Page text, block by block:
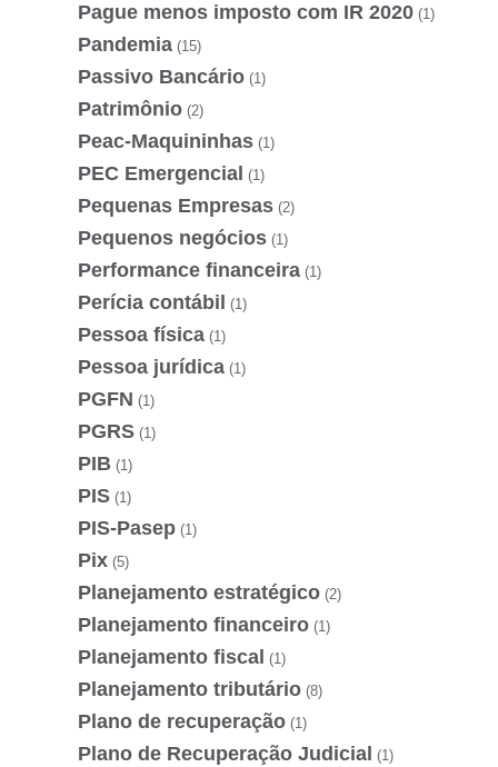
Pague menos imposto com IR 2020 (1)
Pandemia (15)
Passivo Bancário (1)
Patrimônio (2)
Peac-Maquininhas (1)
PEC Emergencial (1)
Pequenas Empresas (2)
Pequenos negócios (1)
Performance financeira (1)
Perícia contábil (1)
Pessoa física (1)
Pessoa jurídica (1)
PGFN (1)
PGRS (1)
PIB (1)
PIS (1)
PIS-Pasep (1)
Pix (5)
Planejamento estratégico (2)
Planejamento financeiro (1)
Planejamento fiscal (1)
Planejamento tributário (8)
Plano de recuperação (1)
Plano de Recuperação Judicial (1)